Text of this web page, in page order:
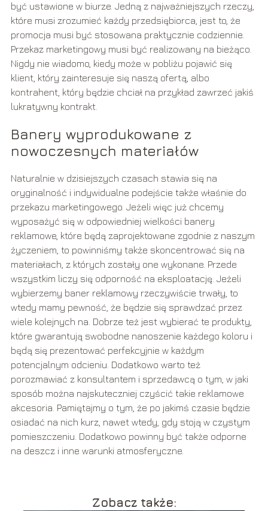
być ustawione w biurze. Jedną z najważniejszych rzeczy,
które musi zrozumieć każdy przedsiębiorca, jest to, że
promocja musi być stosowana praktycznie codziennie.
Przekaz marketingowy musi być realizowany na bieżąco.
Nigdy nie wiadomo, kiedy może w pobliżu pojawić się
klient, który zainteresuje się naszą ofertą, albo
kontrahent, który będzie chciał na przykład zawrzeć jakiś
lukratywny kontrakt.
Banery wyprodukowane z
nowoczesnych materiałów
Naturalnie w dzisiejszych czasach stawia się na
oryginalność i indywidualne podejście także właśnie do
przekazu marketingowego. Jeżeli więc już chcemy
wyposażyć się w odpowiedniej wielkości banery
reklamowe, które będą zaprojektowane zgodnie z naszym
życzeniem, to powinniśmy także skoncentrować się na
materiałach, z których zostały one wykonane. Przede
wszystkim liczy się odporność na eksploatację. Jeżeli
wybierzemy baner reklamowy rzeczywiście trwały, to
wtedy mamy pewność, że będzie się sprawdzać przez
wiele kolejnych na. Dobrze też jest wybierać te produkty,
które gwarantują swobodne nanoszenie każdego koloru i
będą się prezentować perfekcyjnie w każdym
potencjalnym odcieniu. Dodatkowo warto też
porozmawiać z konsultantem i sprzedawcą o tym, w jaki
sposób można najskuteczniej czyścić takie reklamowe
akcesoria. Pamiętajmy o tym, że po jakimś czasie będzie
osiadać na nich kurz, nawet wtedy, gdy stoją w czystym
pomieszczeniu. Dodatkowo powinny być także odporne
na deszcz i inne warunki atmosferyczne.
Zobacz także: